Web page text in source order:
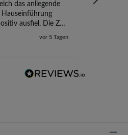
das anliegende
Hauseinführung
ausfiel. Die Zeit
ist jetzt vorbei,
vor 5 Tagen